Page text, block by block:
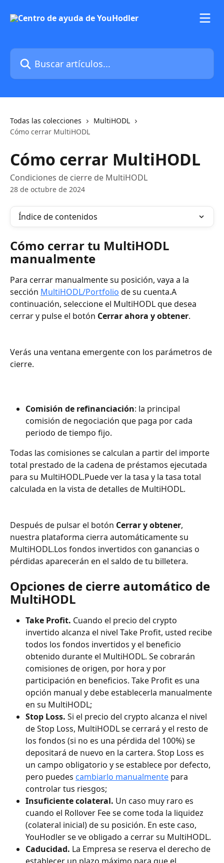
Buscar artículos...
Todas las colecciones
MultiHODL
Cómo cerrar MultiHODL
Cómo cerrar MultiHODL
Condiciones de cierre de MultiHODL
28 de octubre de 2024
Índice de contenidos
Cómo cerrar tu MultiHODL
manualmente
Para cerrar manualmente su posición, vaya a la
sección MultiHODL/Portfolio de su cuenta.A
continuación, seleccione el MultiHODL que desea
cerrar y pulse el botón Cerrar ahora y obtener.
Verás una ventana emergente con los parámetros de
cierre.
Comisión de refinanciación: la principal
comisión de negociación que paga por cada
periodo de tiempo fijo.
Todas las comisiones se calculan a partir del importe
total prestado de la cadena de préstamos ejecutada
para su MultiHODL.Puede ver la tasa y la tasa total
calculada en la vista de detalles de MultiHODL.
Después de pulsar el botón Cerrar y obtener,
nuestra plataforma cierra automáticamente su
MultiHODL.Los fondos invertidos con ganancias o
pérdidas aparecerán en el saldo de tu billetera.
Opciones de cierre automático de
MultiHODL
Take Profit. Cuando el precio del crypto
invertido alcanza el nivel Take Profit, usted recibe
todos los fondos invertidos y el beneficio
obtenido durante el MultiHODL. Se cobrarán
comisiones de origen, por hora y por
participación en beneficios. Take Profit es una
opción manual y debe establecerla manualmente
en su MultiHODL;
Stop Loss. Si el precio del crypto alcanza el nivel
de Stop Loss, MultiHODL se cerrará y el resto de
los fondos (si no es una pérdida del 100%) se
depositará de nuevo en la cartera. Stop Loss es
un campo obligatorio y se establece por defecto,
pero puedes cambiarlo manualmente para
controlar tus riesgos;
Insuficiente colateral. Un caso muy raro es
cuando el Rollover Fee se come toda la liquidez
(colateral inicial) de su posición. En este caso,
YouHodler se ve obligado a cerrar su MultiHODL.
Caducidad. La Empresa se reserva el derecho de